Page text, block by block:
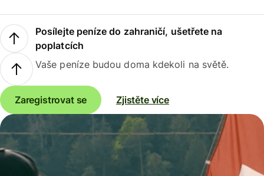
Posílejte peníze do zahraničí, ušetřete na
poplatcích
Vaše peníze budou doma kdekoli na světě.
Zaregistrovat se Zjistěte více